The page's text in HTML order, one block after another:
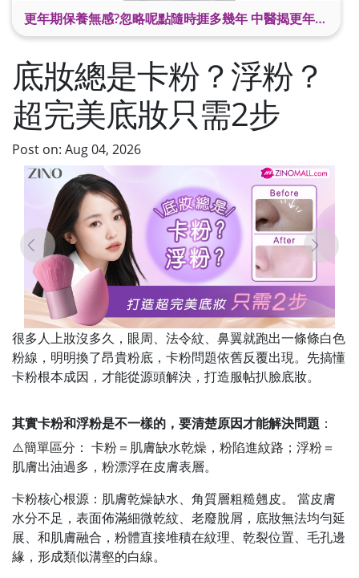
更年期保養無感?忽略呢點隨時捱多幾年 中醫揭更年保養關鍵 輕鬆舒適渡過更年期
底妝總是卡粉？浮粉？
超完美底妝只需2步
Post on: Aug 04, 2026
很多人上妝沒多久，眼周、法令紋、鼻翼就跑出一條條白色
粉線，明明換了昂貴粉底，卡粉問題依舊反覆出現。先搞懂
卡粉根本成因，才能從源頭解決，打造服帖扒臉底妝。
其實卡粉和浮粉是不一樣的，要清楚原因才能解決問題 ：
⚠️簡單區分： 卡粉＝肌膚缺水乾燥，粉陷進紋路；浮粉＝
肌膚出油過多，粉漂浮在皮膚表層。
卡粉核心根源：肌膚乾燥缺水、角質層粗糙翹皮。 當皮膚
水分不足，表面佈滿細微乾紋、老廢脫屑，底妝無法均勻延
展、和肌膚融合，粉體直接堆積在紋理、乾裂位置、毛孔邊
緣，形成類似溝壑的白線。